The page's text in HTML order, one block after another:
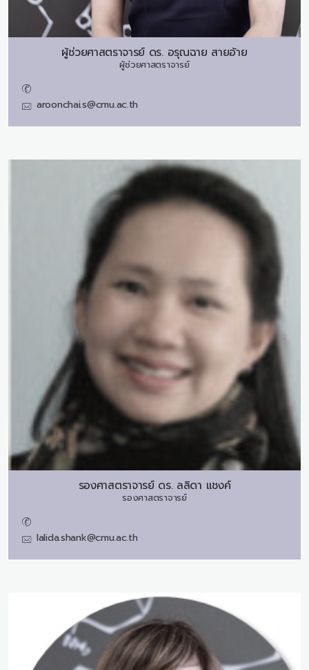
ผู้ช่วยศาสตราจารย์ ดร. อรุณฉาย สายอ้าย
ผู้ช่วยศาสตราจารย์
aroonchai.s@cmu.ac.th
รองศาสตราจารย์ ดร. ลลิดา แชงค์
รองศาสตราจารย์
lalida.shank@cmu.ac.th